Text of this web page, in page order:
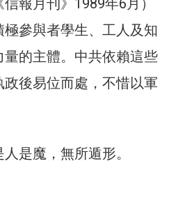
報月刊》1989年6月）
參與者學生、工人及知
的主體。中共依賴這些
後易位而處，不惜以軍
是魔，無所遁形。